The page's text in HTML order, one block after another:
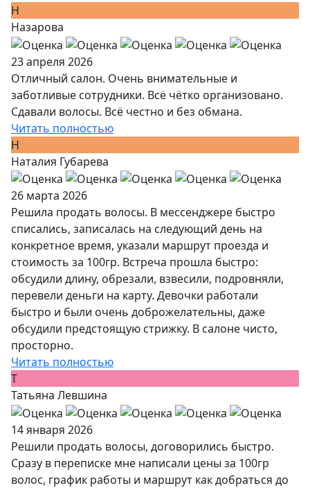
Н
Назарова
23 апреля 2026
Отличный салон. Очень внимательные и
заботливые сотрудники. Всё чётко организовано.
Сдавали волосы. Всё честно и без обмана.
Читать полностью
Н
Наталия Губарева
26 марта 2026
Решила продать волосы. В мессенджере быстро
списались, записалась на следующий день на
конкретное время, указали маршрут проезда и
стоимость за 100гр. Встреча прошла быстро:
обсудили длину, обрезали, взвесили, подровняли,
перевели деньги на карту. Девочки работали
быстро и были очень доброжелательны, даже
обсудили предстоящую стрижку. В салоне чисто,
просторно.
Читать полностью
Т
Татьяна Левшина
14 января 2026
Решили продать волосы, договорились быстро.
Сразу в переписке мне написали цены за 100гр
волос, график работы и маршрут как добраться до